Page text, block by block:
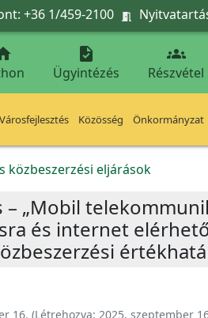
+36 1/459-2100 

Ügyintézés

Részvétel
Városfejlesztés Közösség Önkormányzat
közbeszerzési eljárások
„Mobil
és internet
16. (Létrehozva: 2025. szeptember